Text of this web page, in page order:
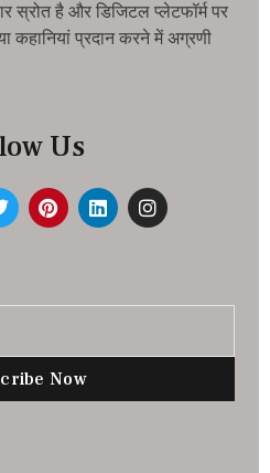
स्रोत है और डिजिटल प्लेटफॉर्म पर
कहानियां प्रदान करने में अग्रणी
Us
Now